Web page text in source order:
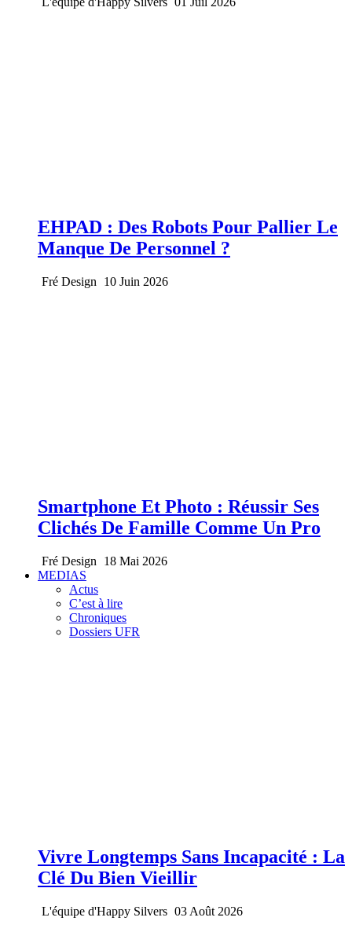
EHPAD : Des Robots Pour Pallier Le
Manque De Personnel ?
Fré Design 10 Juin 2026
Smartphone Et Photo : Réussir Ses
Clichés De Famille Comme Un Pro
Fré Design
18 Mai 2026
MEDIAS
Actus
C’est à lire
Chroniques
Dossiers UFR
Vivre Longtemps Sans Incapacité : La
Clé Du Bien Vieillir
L'équipe d'Happy Silvers 03 Août 2026